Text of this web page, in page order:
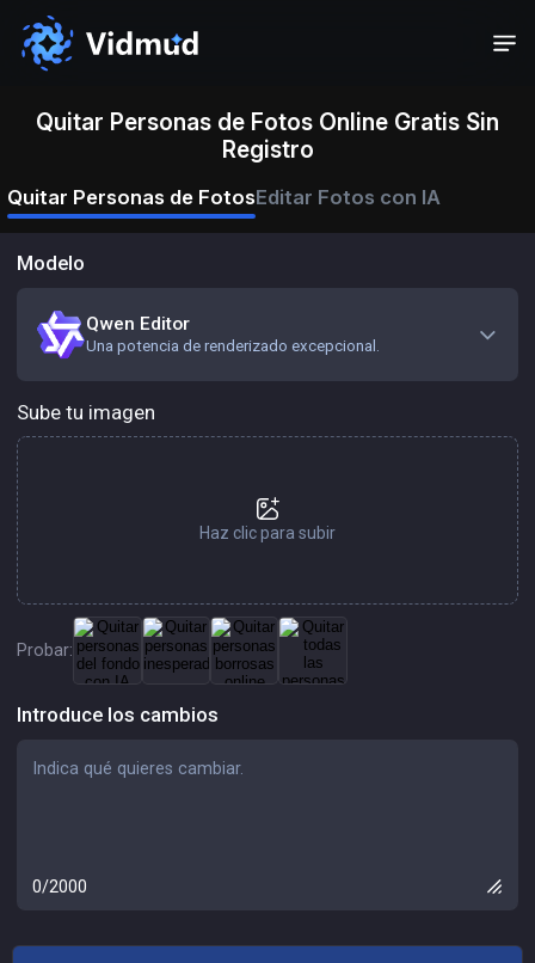
Quitar Personas de FotosEditar Fotos con IA
Modelo
Qwen Editor
Una potencia de renderizado excepcional.
Sube tu imagen
Haz clic para subir
Probar:
Introduce los cambios
0/2000
Quitar Personas de Fotos Online Gratis Sin
Registro